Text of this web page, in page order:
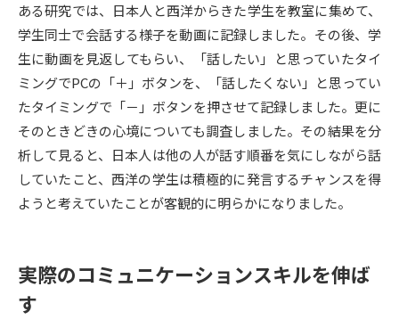
新学年スタート号特集ページ
（高3生用）
新学年スタート号特集ページ
（高2生用）
SELFBRAND特集ページ
オープンキャンパスなどを調べる
オープンキャンパス検索 実施プログラムから探す
ある研究では、日本人と西洋からきた学生を教室に集めて、
学生同士で会話する様子を動画に記録しました。その後、学
生に動画を見返してもらい、「話したい」と思っていたタイ
ミングでPCの「＋」ボタンを、「話したくない」と思ってい
たタイミングで「－」ボタンを押させて記録しました。更に
そのときどきの心境についても調査しました。その結果を分
析して見ると、日本人は他の人が話す順番を気にしながら話
していたこと、西洋の学生は積極的に発言するチャンスを得
ようと考えていたことが客観的に明らかになりました。
実際のコミュニケーションスキルを伸ば
す